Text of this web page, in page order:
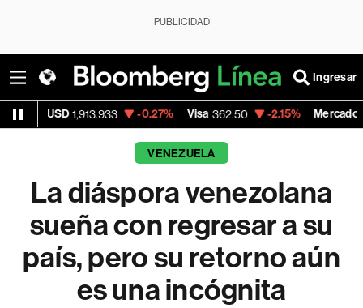
PUBLICIDAD
Ingresar
-0.27% Visa 362.50 -2.15% MercadoLibre 1,821.795
VENEZUELA
La diáspora venezolana
sueña con regresar a su
país, pero su retorno aún
es una incógnita